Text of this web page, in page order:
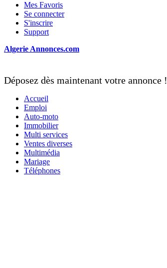
Mes Favoris
Se connecter
S'inscrire
Support
Algerie Annonces.com
Déposez dès maintenant votre annonce !
Accueil
Emploi
Auto-moto
Immobilier
Multi services
Ventes diverses
Multimédia
Mariage
Téléphones